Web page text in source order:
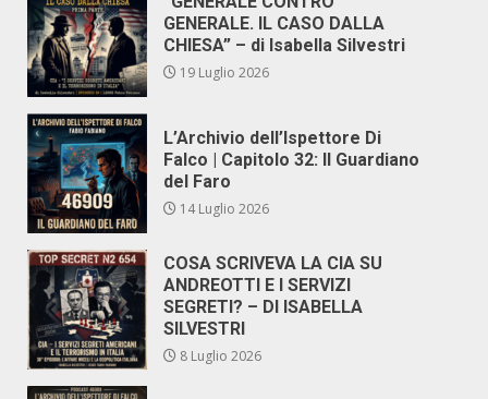
GENERALE. IL CASO DALLA
CHIESA” – di Isabella Silvestri
19 Luglio 2026
L’Archivio dell’Ispettore Di
Falco | Capitolo 32: Il Guardiano
del Faro
14 Luglio 2026
COSA SCRIVEVA LA CIA SU
ANDREOTTI E I SERVIZI
SEGRETI? – DI ISABELLA
SILVESTRI
8 Luglio 2026